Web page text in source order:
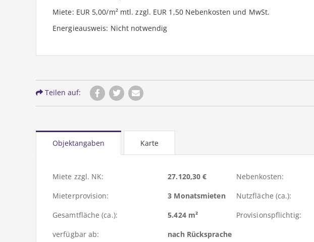
Miete: EUR 5,00/m² mtl. zzgl. EUR 1,50 Nebenkosten und MwSt.
Energieausweis: Nicht notwendig
Teilen auf:
Objektangaben Karte
Miete zzgl. NK: 27.120,30 € Nebenkosten:
Mieterprovision:
3 Monatsmieten Nutzfläche (ca.):
Gesamtfläche (ca.):
5.424 m²
Provisionspflichtig:
verfügbar ab:
nach Rücksprache